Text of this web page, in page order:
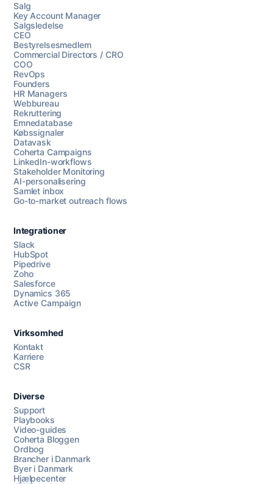
Chat med os
AI Campaign Assist
Salg
Key Account Manager
Salgsledelse
CEO
Bestyrelsesmedlem
Commercial Directors / CRO
COO
RevOps
Founders
HR Managers
Webbureau
Rekruttering
Emnedatabase
Købssignaler
Datavask
Coherta Campaigns
LinkedIn-workflows
Stakeholder Monitoring
AI-personalisering
Samlet inbox
Go-to-market outreach flows
Integrationer
Slack
HubSpot
Pipedrive
Zoho
Salesforce
Dynamics 365
Active Campaign
Virksomhed
Kontakt
Karriere
CSR
Diverse
Support
Playbooks
Video-guides
Coherta Bloggen
Ordbog
Brancher i Danmark
Byer i Danmark
Hjælpecenter